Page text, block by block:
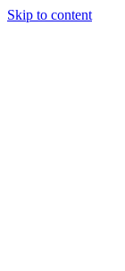
Skip to content